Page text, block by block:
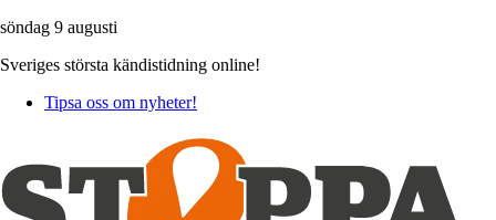
söndag 9 augusti
Sveriges största kändistidning online!
Tipsa oss om nyheter!